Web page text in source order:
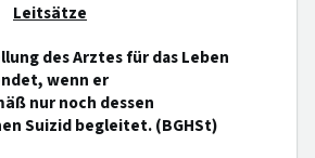
Leitsätze
des Arztes für das Leben
wenn er
nur noch dessen
Suizid begleitet. (BGHSt)